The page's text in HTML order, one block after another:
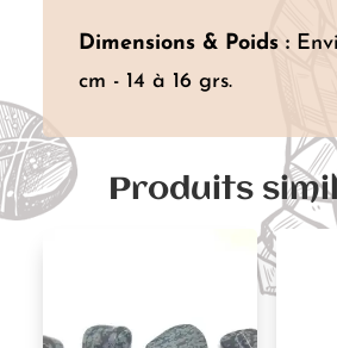
Dimensions & Poids :
cm - 14 à 16 grs.
Produits